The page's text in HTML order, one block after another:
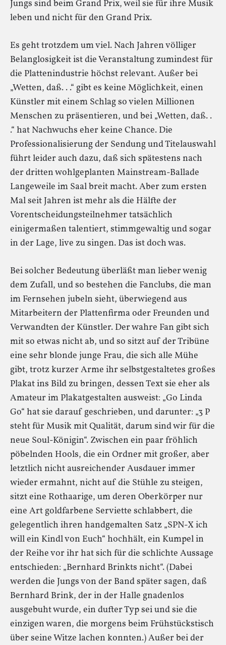
Jungs sind beim Grand Prix, weil sie für ihre Musik
leben und nicht für den Grand Prix.
Es geht trotzdem um viel. Nach Jahren völliger
Belanglosigkeit ist die Veranstaltung zumindest für
die Plattenindustrie höchst relevant. Außer bei
„Wetten, daß. . .“ gibt es keine Möglichkeit, einen
Künstler mit einem Schlag so vielen Millionen
Menschen zu präsentieren, und bei „Wetten, daß. .
.“ hat Nachwuchs eher keine Chance. Die
Professionalisierung der Sendung und Titelauswahl
führt leider auch dazu, daß sich spätestens nach
der dritten wohlgeplanten Mainstream-Ballade
Langeweile im Saal breit macht. Aber zum ersten
Mal seit Jahren ist mehr als die Hälfte der
Vorentscheidungsteilnehmer tatsächlich
einigermaßen talentiert, stimmgewaltig und sogar
in der Lage, live zu singen. Das ist doch was.
Bei solcher Bedeutung überläßt man lieber wenig
dem Zufall, und so bestehen die Fanclubs, die man
im Fernsehen jubeln sieht, überwiegend aus
Mitarbeitern der Plattenfirma oder Freunden und
Verwandten der Künstler. Der wahre Fan gibt sich
mit so etwas nicht ab, und so sitzt auf der Tribüne
eine sehr blonde junge Frau, die sich alle Mühe
gibt, trotz kurzer Arme ihr selbstgestaltetes großes
Plakat ins Bild zu bringen, dessen Text sie eher als
Amateur im Plakatgestalten ausweist: „Go Linda
Go“ hat sie darauf geschrieben, und darunter: „3 P
steht für Musik mit Qualität, darum sind wir für die
neue Soul-Königin“. Zwischen ein paar fröhlich
pöbelnden Hools, die ein Ordner mit großer, aber
letztlich nicht ausreichender Ausdauer immer
wieder ermahnt, nicht auf die Stühle zu steigen,
sitzt eine Rothaarige, um deren Oberkörper nur
eine Art goldfarbene Serviette schlabbert, die
gelegentlich ihren handgemalten Satz „SPN-X ich
will ein Kindl von Euch“ hochhält, ein Kumpel in
der Reihe vor ihr hat sich für die schlichte Aussage
entschieden: „Bernhard Brinkts nicht“. (Dabei
werden die Jungs von der Band später sagen, daß
Bernhard Brink, der in der Halle gnadenlos
ausgebuht wurde, ein dufter Typ sei und sie die
einzigen waren, die morgens beim Frühstückstisch
über seine Witze lachen konnten.) Außer bei der